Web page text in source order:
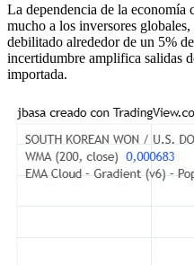
La dependencia de la economía
mucho a los inversores
debilitado alrededor de un 5%
incertidumbre amplifica salidas
importada.